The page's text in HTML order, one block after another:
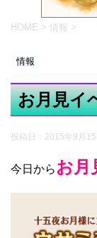
HOME > 情報 >
情報
お月見イ
投稿日：2015年9月15
今日から お月